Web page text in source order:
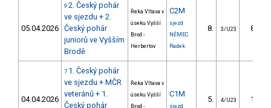
05.04.2026
9 2. Český pohár
ve sjezdu + 2.
Český pohár
juniorů ve Vyšším
Brodě
Řeka Vltava v
úseku Vyšší
Brod -
Herbertov
C2M
sjezd
NĚMEC
Radek
8. 3/U23 86.75
04.04.2026
7 1. Český pohár
ve sjezdu + MČR
veteránů + 1.
Český pohár
Řeka Vltava v
úseku Vyšší
Brod -
C1M
sjezd
5. 4/U23 16.21